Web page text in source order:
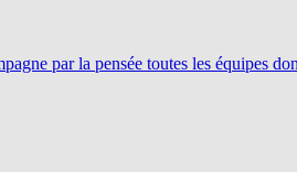
par la pensée toutes les équipes